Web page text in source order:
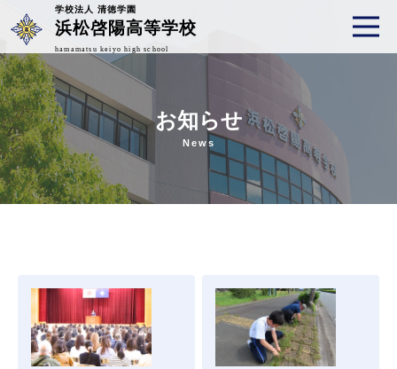
学校法人 清徳学園
浜松啓陽高等学校
hamamatsu keiyo high school
お知らせ
News